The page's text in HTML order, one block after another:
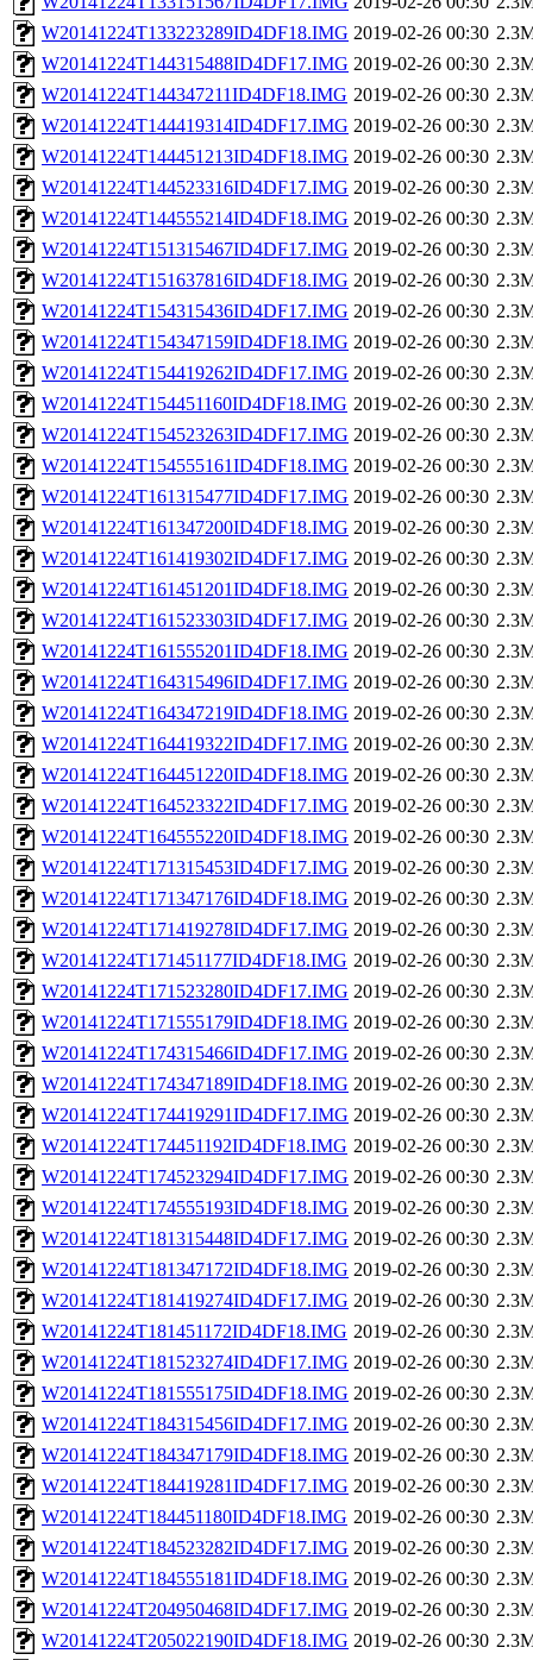
W20141224T133223289ID4DF18.IMG 2019-02-26 00:30
W20141224T144315488ID4DF17.IMG 2019-02-26 00:30
W20141224T144347211ID4DF18.IMG 2019-02-26 00:30
W20141224T144419314ID4DF17.IMG 2019-02-26 00:30
W20141224T144451213ID4DF18.IMG 2019-02-26 00:30
W20141224T144523316ID4DF17.IMG 2019-02-26 00:30
W20141224T144555214ID4DF18.IMG 2019-02-26 00:30
W20141224T151315467ID4DF17.IMG 2019-02-26 00:30
W20141224T151637816ID4DF18.IMG 2019-02-26 00:30
W20141224T154315436ID4DF17.IMG 2019-02-26 00:30
W20141224T154347159ID4DF18.IMG 2019-02-26 00:30
W20141224T154419262ID4DF17.IMG 2019-02-26 00:30
W20141224T154451160ID4DF18.IMG 2019-02-26 00:30
W20141224T154523263ID4DF17.IMG 2019-02-26 00:30
W20141224T154555161ID4DF18.IMG 2019-02-26 00:30
W20141224T161315477ID4DF17.IMG 2019-02-26 00:30
W20141224T161347200ID4DF18.IMG 2019-02-26 00:30
W20141224T161419302ID4DF17.IMG 2019-02-26 00:30
W20141224T161451201ID4DF18.IMG 2019-02-26 00:30
W20141224T161523303ID4DF17.IMG 2019-02-26 00:30
W20141224T161555201ID4DF18.IMG 2019-02-26 00:30
W20141224T164315496ID4DF17.IMG 2019-02-26 00:30
W20141224T164347219ID4DF18.IMG 2019-02-26 00:30
W20141224T164419322ID4DF17.IMG 2019-02-26 00:30
W20141224T164451220ID4DF18.IMG 2019-02-26 00:30
W20141224T164523322ID4DF17.IMG 2019-02-26 00:30
W20141224T164555220ID4DF18.IMG 2019-02-26 00:30
W20141224T171315453ID4DF17.IMG 2019-02-26 00:30
W20141224T171347176ID4DF18.IMG 2019-02-26 00:30
W20141224T171419278ID4DF17.IMG 2019-02-26 00:30
W20141224T171451177ID4DF18.IMG 2019-02-26 00:30
W20141224T171523280ID4DF17.IMG 2019-02-26 00:30
W20141224T171555179ID4DF18.IMG 2019-02-26 00:30
W20141224T174315466ID4DF17.IMG 2019-02-26 00:30
W20141224T174347189ID4DF18.IMG 2019-02-26 00:30
W20141224T174419291ID4DF17.IMG 2019-02-26 00:30
W20141224T174451192ID4DF18.IMG 2019-02-26 00:30
W20141224T174523294ID4DF17.IMG 2019-02-26 00:30
W20141224T174555193ID4DF18.IMG 2019-02-26 00:30
W20141224T181315448ID4DF17.IMG 2019-02-26 00:30
W20141224T181347172ID4DF18.IMG 2019-02-26 00:30
W20141224T181419274ID4DF17.IMG 2019-02-26 00:30
W20141224T181451172ID4DF18.IMG 2019-02-26 00:30
W20141224T181523274ID4DF17.IMG 2019-02-26 00:30
W20141224T181555175ID4DF18.IMG 2019-02-26 00:30
W20141224T184315456ID4DF17.IMG 2019-02-26 00:30
W20141224T184347179ID4DF18.IMG 2019-02-26 00:30
W20141224T184419281ID4DF17.IMG 2019-02-26 00:30
W20141224T184451180ID4DF18.IMG 2019-02-26 00:30
W20141224T184523282ID4DF17.IMG 2019-02-26 00:30
W20141224T184555181ID4DF18.IMG 2019-02-26 00:30
W20141224T204950468ID4DF17.IMG 2019-02-26 00:30
W20141224T205022190ID4DF18.IMG 2019-02-26 00:30